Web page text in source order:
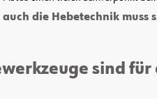
auch die Hebetechnik muss
sind